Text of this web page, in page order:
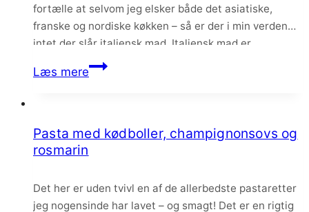
fortælle at selvom jeg elsker både det asiatiske,
franske og nordiske køkken – så er der i min verden
intet der slår italiensk mad. Italiensk mad er
indbegrevet af comfortfood med både pasta, risotto…
Læs mereCannelloni
og
tomatsovs
Pasta med kødboller, champignonsovs og
rosmarin
Det her er uden tvivl en af de allerbedste pastaretter
jeg nogensinde har lavet – og smagt! Det er en rigtig